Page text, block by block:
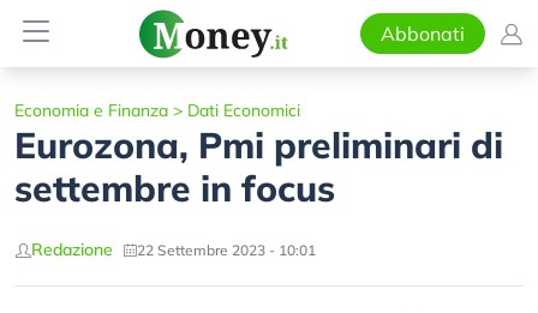
Abbonati
Economia e Finanza > Dati Economici
Eurozona, Pmi preliminari di
settembre in focus
Redazione 22 Settembre 2023 - 10:01